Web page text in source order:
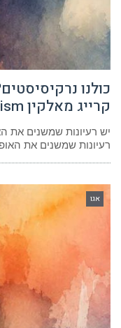
כולנו
קרייג מאלקין Rethinking Narcissism
יש רעיונות שמשנים את
רעיונות שמשנים את
אגו